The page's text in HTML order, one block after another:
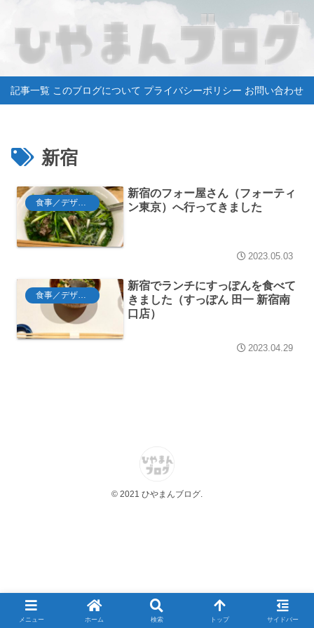
記事一覧 このブログについて プライバシーポリシー お問い合わせ
新宿
食事／デザート
新宿のフォー屋さん（フォーティ
ン東京）へ行ってきました
2023.05.03
新宿でランチにすっぽんを食べて
きました（すっぽん 田一 新宿南
口店）
2023.04.29
© 2021 ひやまんブログ.
メニュー ホーム 検索 トップ サイドバー